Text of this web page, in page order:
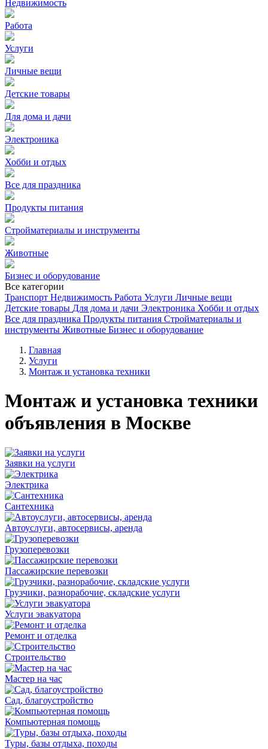
Недвижимость
Работа
Услуги
Личные вещи
Детские товары
Для дома и дачи
Электроника
Хобби и отдых
Все для праздника
Продукты питания
Стройматериалы и инструменты
Животные
Бизнес и оборудование
Все категории
Транспорт Недвижимость Работа Услуги Личные вещи
Детские товары Для дома и дачи Электроника Хобби и отдых
Все для праздника Продукты питания Стройматериалы и
инструменты Животные Бизнес и оборудование
Главная
Услуги
Монтаж и установка техники
Монтаж и установка техники
объявления в Москве
Заявки на услуги
Электрика
Сантехника
Автоуслуги, автосервисы, аренда
Грузоперевозки
Пассажирские перевозки
Грузчики, разнорабочие, складские услуги
Услуги эвакуатора
Ремонт и отделка
Строительство
Мастер на час
Сад, благоустройство
Компьютерная помощь
Туры, базы отдыха, походы